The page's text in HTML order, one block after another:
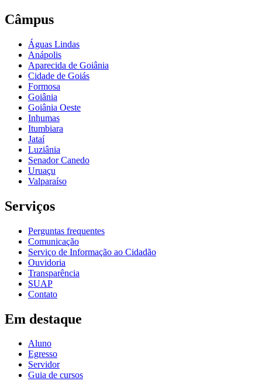
Câmpus
Águas Lindas
Anápolis
Aparecida de Goiânia
Cidade de Goiás
Formosa
Goiânia
Goiânia Oeste
Inhumas
Itumbiara
Jataí
Luziânia
Senador Canedo
Uruaçu
Valparaíso
Serviços
Perguntas frequentes
Comunicação
Serviço de Informação ao Cidadão
Ouvidoria
Transparência
SUAP
Contato
Em destaque
Aluno
Egresso
Servidor
Guia de cursos